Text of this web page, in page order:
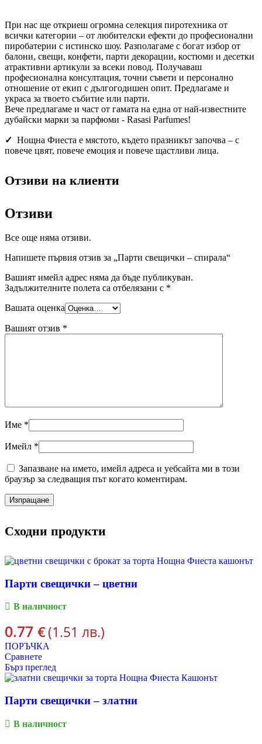
При нас ще откриеш огромна селекция пиротехника от
всички категории – от любителски ефекти до професионални
пиробатерии с истинско шоу. Разполагаме с богат избор от
балони, свещи, конфети, парти декорации, костюми и десетки
атрактивни артикули за всеки повод. Получаваш
професионална консултация, точни съвети и персонално
отношение от екип с дългогодишен опит. Предлагаме и
украса за твоето събитие или парти.
Вече предлагаме и част от гамата на една от най-известните
дубайски марки за парфюми - Rasasi Parfumes!
✓ Нощна Фиеста е мястото, където празникът започва – с
повече цвят, повече емоция и повече щастливи лица.
Отзиви на клиенти
Отзиви
Все още няма отзиви.
Напишете първия отзив за „Парти свещички – спирала“
Вашият имейл адрес няма да бъде публикуван.
Задължителните полета са отбелязани с *
Вашата оценка
Вашият отзив *
Име *
Имейл *
Запазване на името, имейл адреса и уебсайта ми в този
браузър за следващия път когато коментирам.
Сходни продукти
Парти свещички – цветни
В наличност
0.77 €(1.51 лв.)
ПОРЪЧКА
Сравнете
Бърз преглед
Парти свещички – златни
В наличност